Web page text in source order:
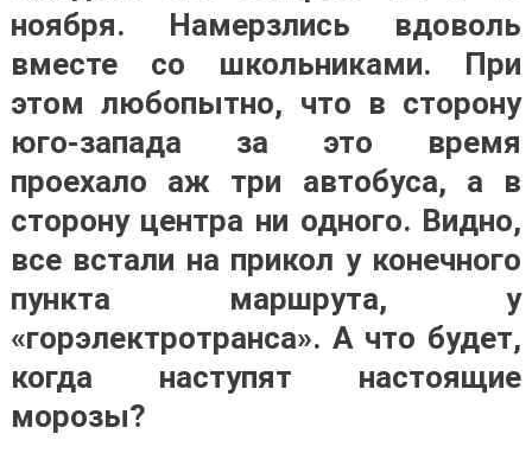
ноября. Намерзлись вдоволь
вместе со школьниками. При
этом любопытно, что в сторону
юго-запада за это время
проехало аж три автобуса, а в
сторону центра ни одного. Видно,
все встали на прикол у конечного
пункта маршрута, у
«горэлектротранса». А что будет,
когда наступят настоящие
морозы?